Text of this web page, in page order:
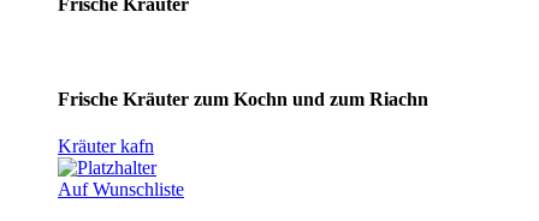
Frische Kräuter
Frische Kräuter zum Kochn und zum Riachn
Kräuter kafn
Auf Wunschliste